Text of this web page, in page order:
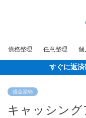
債務整理 任意整理 個
すぐに返
借金滞納
キャッシング